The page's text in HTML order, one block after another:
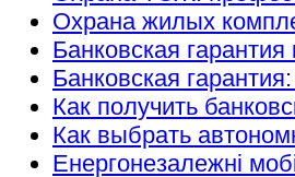
Охрана жилых
Банковская
Банковская
Как получить
Как выбрать
Енергонезалежні